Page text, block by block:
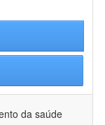
da saúde